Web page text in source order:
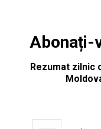
Abonați-
Rezumat zilnic